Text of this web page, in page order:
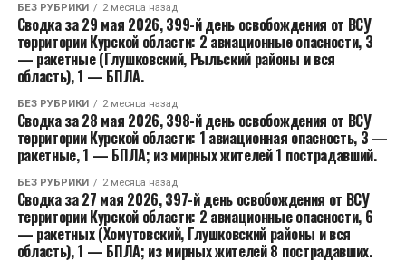
БЕЗ РУБРИКИ 2 месяца назад
Сводка за 29 мая 2026, 399-й день освобождения от ВСУ
территории Курской области: 2 авиационные опасности, 3
— ракетные (Глушковский, Рыльский районы и вся
область), 1 — БПЛА.
БЕЗ РУБРИКИ 2 месяца назад
Сводка за 28 мая 2026, 398-й день освобождения от ВСУ
территории Курской области: 1 авиационная опасность, 3 —
ракетные, 1 — БПЛА; из мирных жителей 1 пострадавший.
БЕЗ РУБРИКИ 2 месяца назад
Сводка за 27 мая 2026, 397-й день освобождения от ВСУ
территории Курской области: 2 авиационные опасности, 6
— ракетных (Хомутовский, Глушковский районы и вся
область), 1 — БПЛА; из мирных жителей 8 пострадавших.